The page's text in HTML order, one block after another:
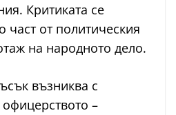
Критиката се
част от политическия
на народното дело.
възниква с
–